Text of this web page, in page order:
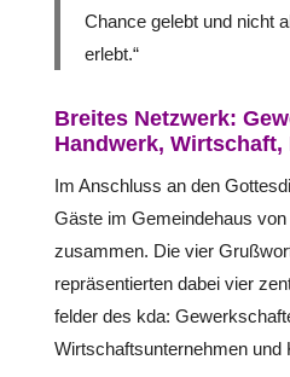
Chance gelebt und nicht
erlebt.“
Breites Netzwerk:
Handwerk, Wirtschaft,
Im Anschluss an den
Gäste im Gemein­de­haus
zusammen. Die vier
reprä­sen­tier­ten dabei vier
fel­der des kda:
Wirt­schafts­un­ter­neh­men und